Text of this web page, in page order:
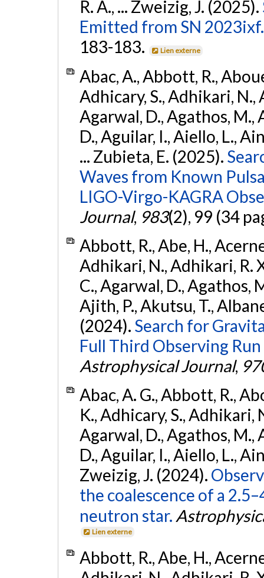
R. A., ... Zweizig, J. (2025).
Emitted from SN 2023ixf.
183-183.
Lien externe
Abac, A., Abbott, R.,
Adhicary, S., Adhikari, N.,
Agarwal, D., Agathos, M.,
D., Aguilar, I., Aiello, L.,
... Zubieta, E. (2025).
Waves from Known
LIGO-Virgo-KAGRA
Journal, 983(2), 99 (34
Abbott, R., Abe, H.,
Adhikari, N., Adhikari, R.
C., Agarwal, D., Agathos,
Ajith, P., Akutsu, T.,
(2024). Search for
Full Third Observing
Astrophysical Journal,
Abac, A. G., Abbott, R.,
K., Adhicary, S., Adhikari,
Agarwal, D., Agathos, M.,
D., Aguilar, I., Aiello, L.,
Zweizig, J. (2024).
the coalescence of a
neutron star.
Lien externe
Abbott, R., Abe, H.,